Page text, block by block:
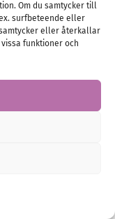
Om du samtycker till
surfbeteende eller
eller återkallar
funktioner och